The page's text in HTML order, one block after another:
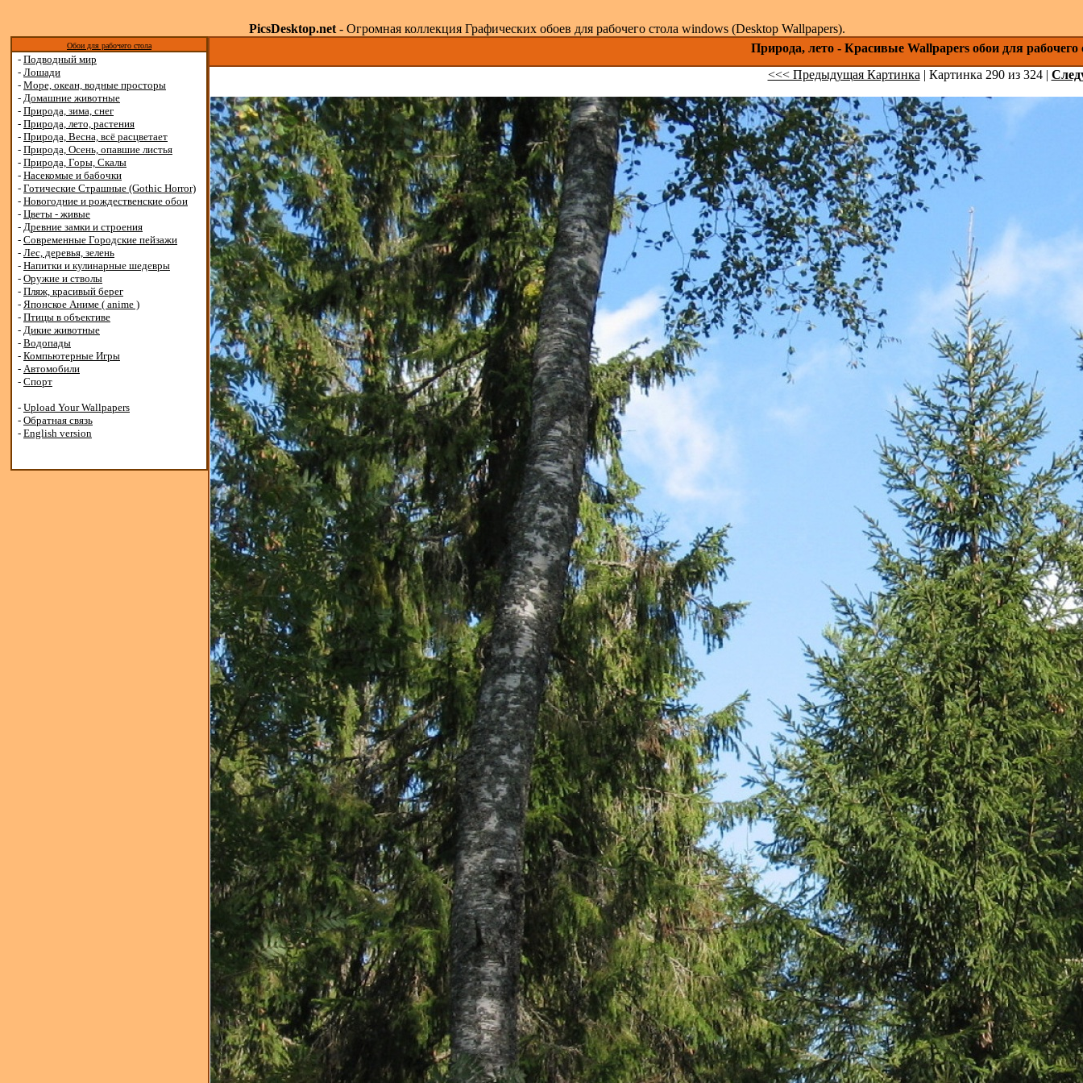
PicsDesktop.net- Огромная коллекция Графических обоев для рабочего стола windows (Desktop Wallpapers).
Обои для рабочего стола
- Подводный мир
- Лошади
- Море, океан, водные просторы
- Домашние животные
- Природа, зима, снег
- Природа, лето, растения
- Природа, Весна, всё расцветает
- Природа, Осень, опавшие листья
- Природа, Горы, Скалы
- Насекомые и бабочки
- Готические Страшные (Gothic Horror)
- Новогодние и рождественские обои
- Цветы - живые
- Древние замки и строения
- Современные Городские пейзажи
- Лес, деревья, зелень
- Напитки и кулинарные шедевры
- Оружие и стволы
- Пляж, красивый берег
- Японское Аниме ( anime )
- Птицы в объективе
- Дикие животные
- Водопады
- Компьютерные Игры
- Автомобили
- Спорт
- Upload Your Wallpapers
- Обратная связь
- English version
Природа, лето - Красивые Wallpapers обои для рабочего
<<< Предыдущая Картинка | Картинка 290 из 324 |